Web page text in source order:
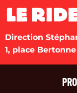
Direction
1, place